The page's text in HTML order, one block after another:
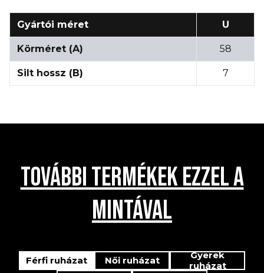
Gyártói méret U
Körméret (A) 58
Silt hossz (B) 7
TOVÁBBI TERMÉKEK EZZEL A
MINTÁVAL
Férfi ruházat Női ruházat
Gyerek
ruházat